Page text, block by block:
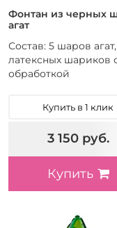
Фонтан из черных
агат
Состав: 5 шаров агат,
латексных шариков
обработкой
Купить в 1 клик
3 150 руб.
Купить